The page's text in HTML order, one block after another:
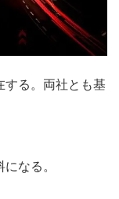
る。両社とも基
なる。